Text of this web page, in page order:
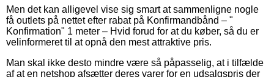
Men det kan alligevel vise sig smart at sammenligne nogle
få outlets på nettet efter rabat på Konfirmandbånd – "
Konfirmation" 1 meter – Hvid forud for at du køber, så du er
velinformeret til at opnå den mest attraktive pris.
Man skal ikke desto mindre være så påpasselig, at i tilfælde
af at en netshop afsætter deres varer for en udsalgspris der